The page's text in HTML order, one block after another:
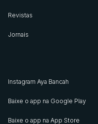
Revistas
Jornais
Instagram Aya Bancah
Baixe o app na Google Play
Baixe o app na App Store